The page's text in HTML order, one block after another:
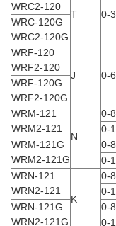
WRC2-120
T 0-
WRC-120G
WRC2-120G
WRF-120
WRF2-120
J 0-
WRF-120G
WRF2-120G
WRM-121
WRM2-121
N
0-
0-
WRM-121G
WRM2-121G
0-
0-
WRN-121
WRN2-121
K
0-
0-
WRN-121G
WRN2-121G
0-
0-